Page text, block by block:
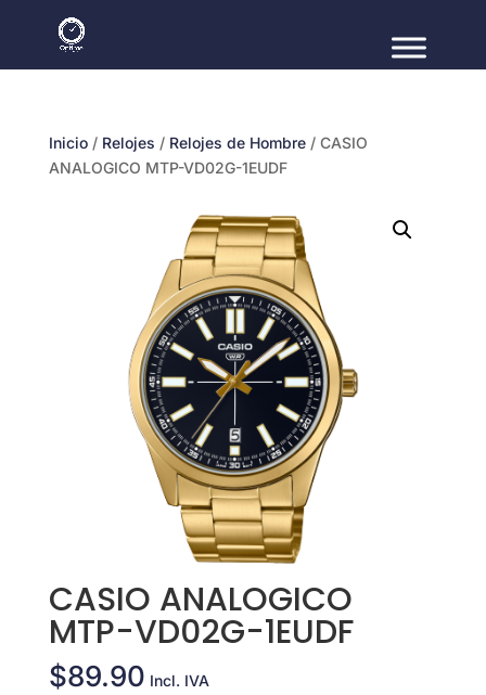
Inicio/ Relojes / Relojes de Hombre/ CASIO
ANALOGICO MTP-VD02G-1EUDF
CASIO ANALOGICO
MTP-VD02G-1EUDF
$89.90 Incl. IVA